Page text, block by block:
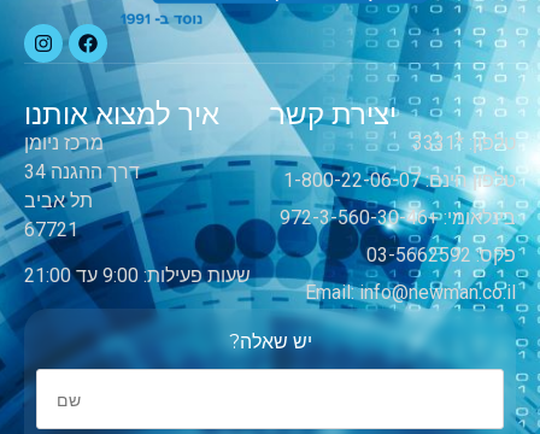
יצירת קשר
טלפון: *3331
טלפון חינם: 1-800-22-06-07
בינלאומי: +972-3-560-30-46
פקס: 03-5662592
Email: info@newman.co.il
איך למצוא אותנו
מרכז ניומן
דרך ההגנה 34
תל אביב
67721
שעות פעילות: 9:00 עד 21:00
יש שאלה?